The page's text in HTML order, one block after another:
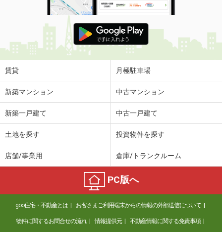
賃貸 月極駐車場
新築マンション 中古マンション
新築一戸建て 中古一戸建て
土地を探す 投資物件を探す
店舗/事業用 倉庫/トランクルーム
PC版へ
goo住宅・不動産とは お客さまご利用端末からの情報の外部送信について
物件に関するお問合せの流れ 情報提供元 不動産情報に関する免責事項